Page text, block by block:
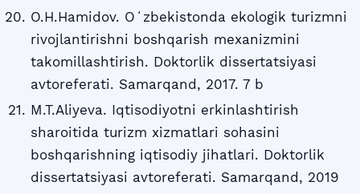
O.H.Hamidov. Oʻzbekistonda ekologik turizmni
rivojlantirishni boshqarish mexanizmini
takomillashtirish. Doktorlik dissertatsiyasi
avtoreferati. Samarqand, 2017. 7 b
M.T.Aliyeva. Iqtisodiyotni erkinlashtirish
sharoitida turizm xizmatlari sohasini
boshqarishning iqtisodiy jihatlari. Doktorlik
dissertatsiyasi avtoreferati. Samarqand, 2019